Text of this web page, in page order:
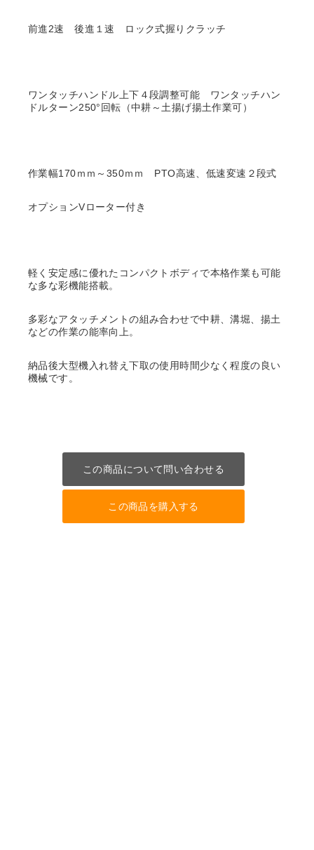
前進2速 後進１速 ロック式握りクラッチ
ワンタッチハンドル上下４段調整可能 ワンタッチハン
ドルターン250°回転（中耕～土揚げ揚土作業可）
作業幅170ｍｍ～350ｍｍ PTO高速、低速変速２段式
オプションVローター付き
軽く安定感に優れたコンパクトボディで本格作業も可能
な多な彩機能搭載。
多彩なアタッチメントの組み合わせで中耕、溝堀、揚土
などの作業の能率向上。
納品後大型機入れ替え下取の使用時間少なく程度の良い
機械です。
この商品について問い合わせる
この商品を購入する